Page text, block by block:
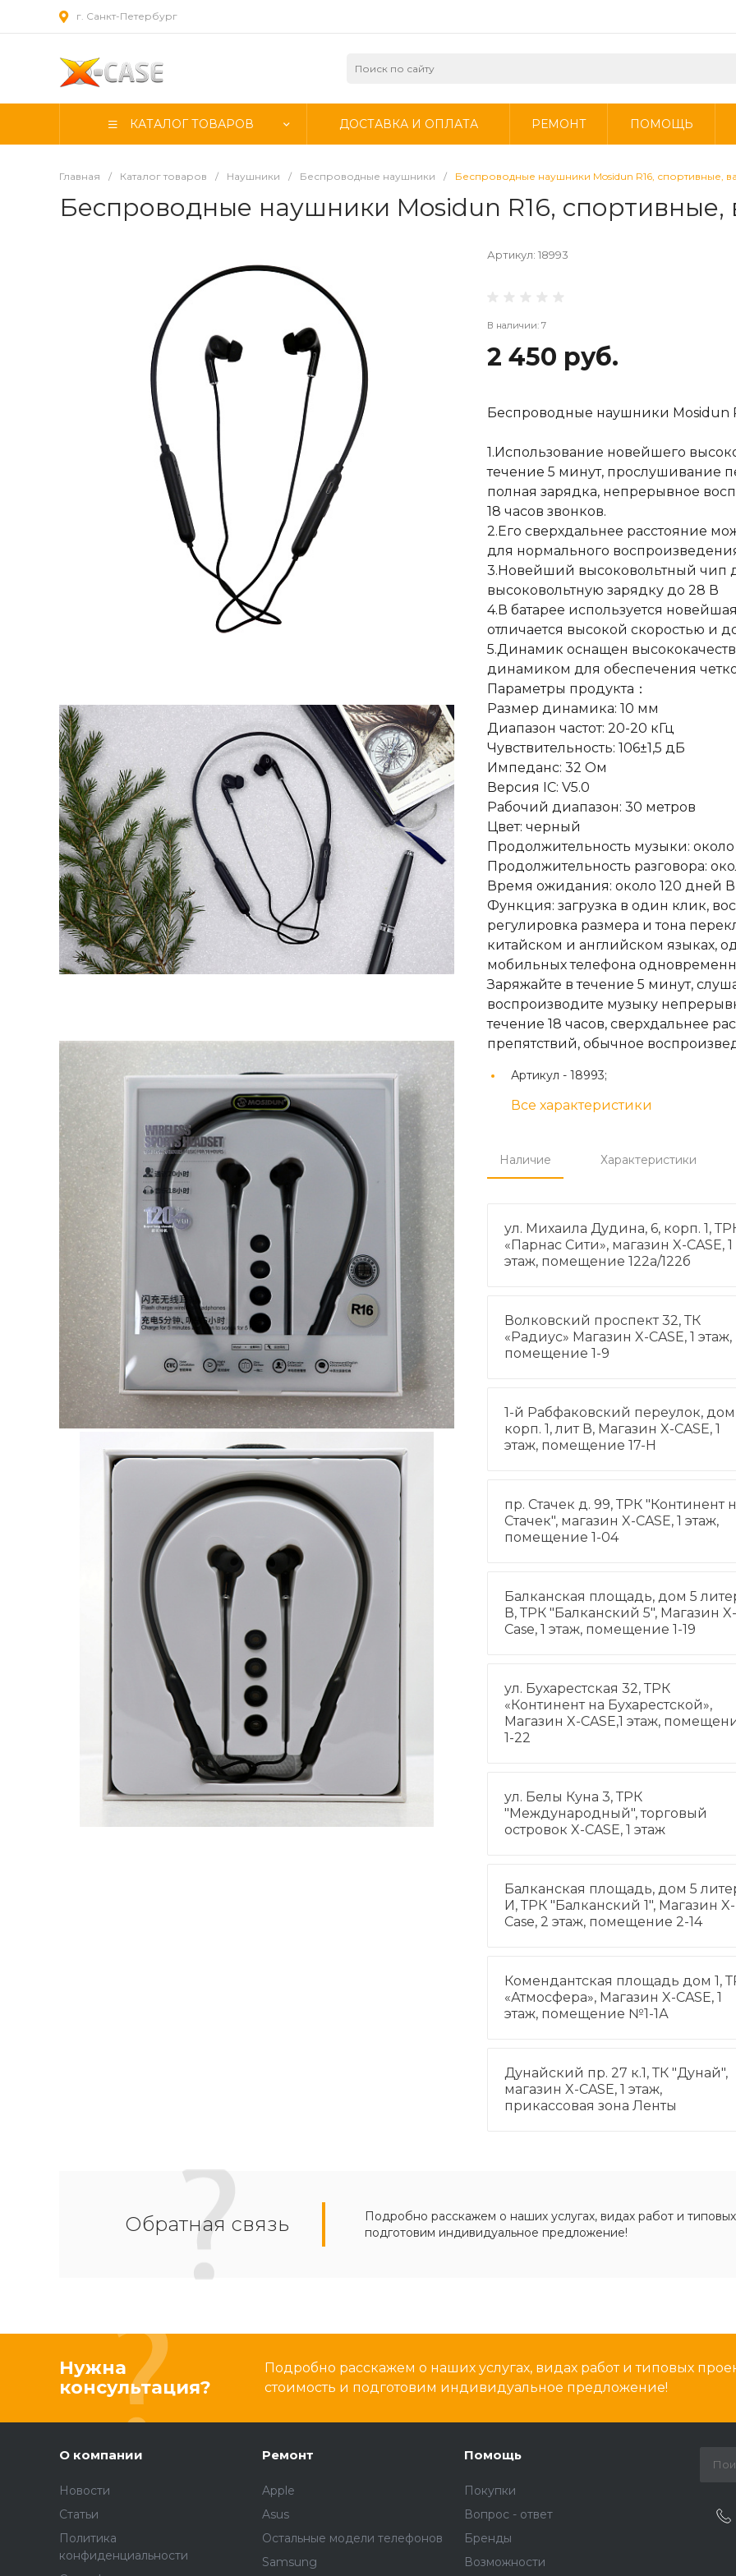
г. Санкт-Петербург
КАТАЛОГ ТОВАРОВ ДОСТАВКА И ОПЛАТА РЕМОНТ ПОМОЩЬ
Главная / Каталог товаров / Наушники / Беспроводные наушники / Беспроводные наушники Mosidun R16, спортивные,
Беспроводные наушники Mosidun R16,
Артикул: 18993
В наличии: 7
2 450 руб.
Беспроводные наушники Mosidun
1.Использование новейшего
течение 5 минут, прослушивание
полная зарядка, непрерывное
18 часов звонков.
2.Его сверхдальнее расстояние
для нормального
3.Новейший высоковольтный чип
высоковольтную зарядку до 28 В
4.В батарее используется
отличается высокой скоростью и
5.Динамик оснащен
динамиком для обеспечения
Параметры продукта：
Размер динамика: 10 мм
Диапазон частот: 20-20 кГц
Чувствительность: 106±1,5 дБ
Импеданс: 32 Ом
Версия IC: V5.0
Рабочий диапазон: 30 метров
Цвет: черный
Продолжительность музыки: около
Продолжительность разговора:
Время ожидания: около 120 дней
Функция: загрузка в один клик,
регулировка размера и тона
китайском и английском языках,
мобильных телефона
Заряжайте в течение 5 минут,
воспроизводите музыку
течение 18 часов, сверхдальнее
препятствий, обычное
Артикул - 18993;
Все характеристики
Наличие Характеристики
ул. Михаила Дудина, 6, корп. 1,
«Парнас Сити», магазин X-CASE, 1
этаж, помещение 122а/122б
Волковский проспект 32, ТК
«Радиус» Магазин X-CASE, 1 этаж,
помещение 1-9
1-й Рабфаковский переулок, дом
корп. 1, лит В, Магазин X-CASE, 1
этаж, помещение 17-Н
пр. Стачек д. 99, ТРК "Континент
Стачек", магазин X-CASE, 1 этаж,
помещение 1-04
Балканская площадь, дом 5
В, ТРК "Балканский 5", Магазин X-
Case, 1 этаж, помещение 1-19
ул. Бухарестская 32, ТРК
«Континент на Бухарестской»,
Магазин X-CASE,1 этаж,
1-22
ул. Белы Куна 3, ТРК
"Международный", торговый
островок X-CASE, 1 этаж
Балканская площадь, дом 5
И, ТРК "Балканский 1", Магазин X-
Case, 2 этаж, помещение 2-14
Комендантская площадь дом 1,
«Атмосфера», Магазин X-CASE, 1
этаж, помещение №1-1А
Дунайский пр. 27 к.1, ТК "Дунай",
магазин X-CASE, 1 этаж,
прикассовая зона Ленты
Обратная связь
Подробно расскажем о наших услугах, видах работ и
подготовим индивидуальное предложение!
Нужна
консультация?
Подробно расскажем о наших услугах, видах работ и типовых
стоимость и подготовим индивидуальное предложение!
О компании
Новости
Статьи
Политика
конфиденциальности
Ремонт
Apple
Asus
Остальные модели телефонов
Samsung
Помощь
Покупки
Вопрос - ответ
Бренды
Возможности